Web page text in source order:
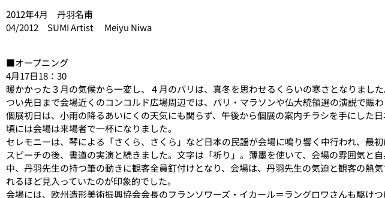
2012年4月 丹羽名甫
04/2012 SUMI Artist Meiyu Niwa
■オープニング
4月17日18：30
暖かかった３月の気候から一変し、４月のパリは、真冬を思わせるくらいの寒さとなりました
つい先日まで会場近くのコンコルド広場周辺では、パリ・マラソンや仏大統領選の演説で賑
個展初日は、小雨の降るあいにくの天気にも関らず、午後から個展の案内チラシを手にした
頃には会場は来場者で一杯になりました。
セレモニーは、琴による「さくら、さくら」など日本の民謡が会場に鳴り響く中行われ、最
スピーチの後、書道の実演と続きました。文字は「祈り」。薄墨を使いて、会場の雰囲気と
中、丹羽先生の持つ筆の動きに観客全員釘付けとなり、会場は、丹羽先生の気迫と観客の熱
れるほど見入っていたのが印象的でした。
会場には、欧州造形美術振興協会会長のフランソワーズ・イカール＝ラングロワさんも駆け